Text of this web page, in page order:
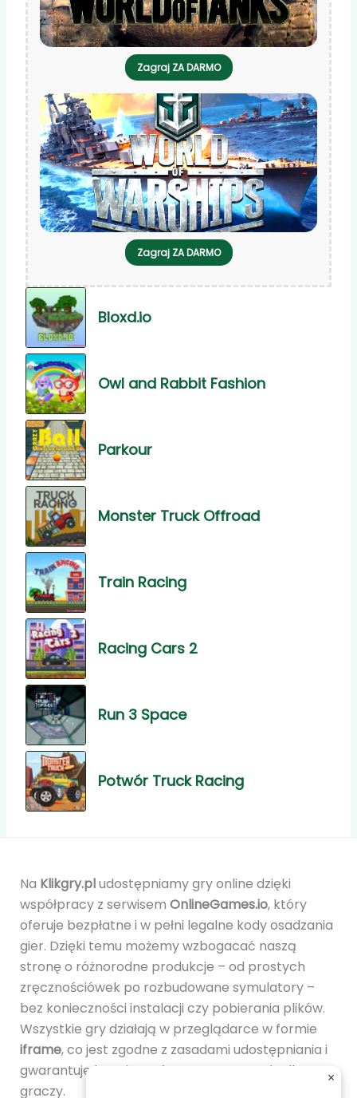
Zagraj ZA DARMO
Zagraj ZA DARMO
Bloxd.io
Owl and Rabbit Fashion
Parkour
Monster Truck Offroad
Train Racing
Racing Cars 2
Run 3 Space
Potwór Truck Racing
Na Klikgry.pludostępniamy gry online dzięki
współpracy z serwisem OnlineGames.io, który
oferuje bezpłatne i w pełni legalne kody osadzania
gier. Dzięki temu możemy wzbogacać naszą
stronę o różnorodne produkcje – od prostych
zręcznościówek po rozbudowane symulatory –
bez konieczności instalacji czy pobierania plików.
Wszystkie gry działają w przeglądarce w formie
iframe, co jest zgodne z zasadami udostępniania i
gwarantuje bezpieczeństwo oraz wygodę dla
graczy.
×